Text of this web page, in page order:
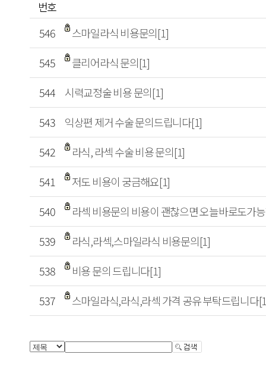
번호
546
스마일라식 비용문의[1]
545
클리어라식 문의[1]
544
시력교정술 비용 문의[1]
543
익상편 제거 수술 문의드립니다[1]
542
라식, 라섹 수술 비용 문의[1]
541
저도 비용이 궁금해요[1]
540
라섹 비용문의 비용이 괜찮으면 오늘바로도가
539
라식,라섹,스마일라식 비용문의[1]
538
비용 문의 드립니다[1]
537
스마일라식,라식,라섹 가격 공유 부탁드립니다